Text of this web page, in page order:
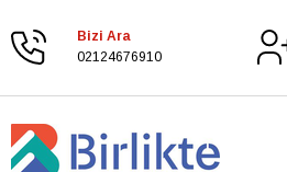
Bizi Ara
02124676910